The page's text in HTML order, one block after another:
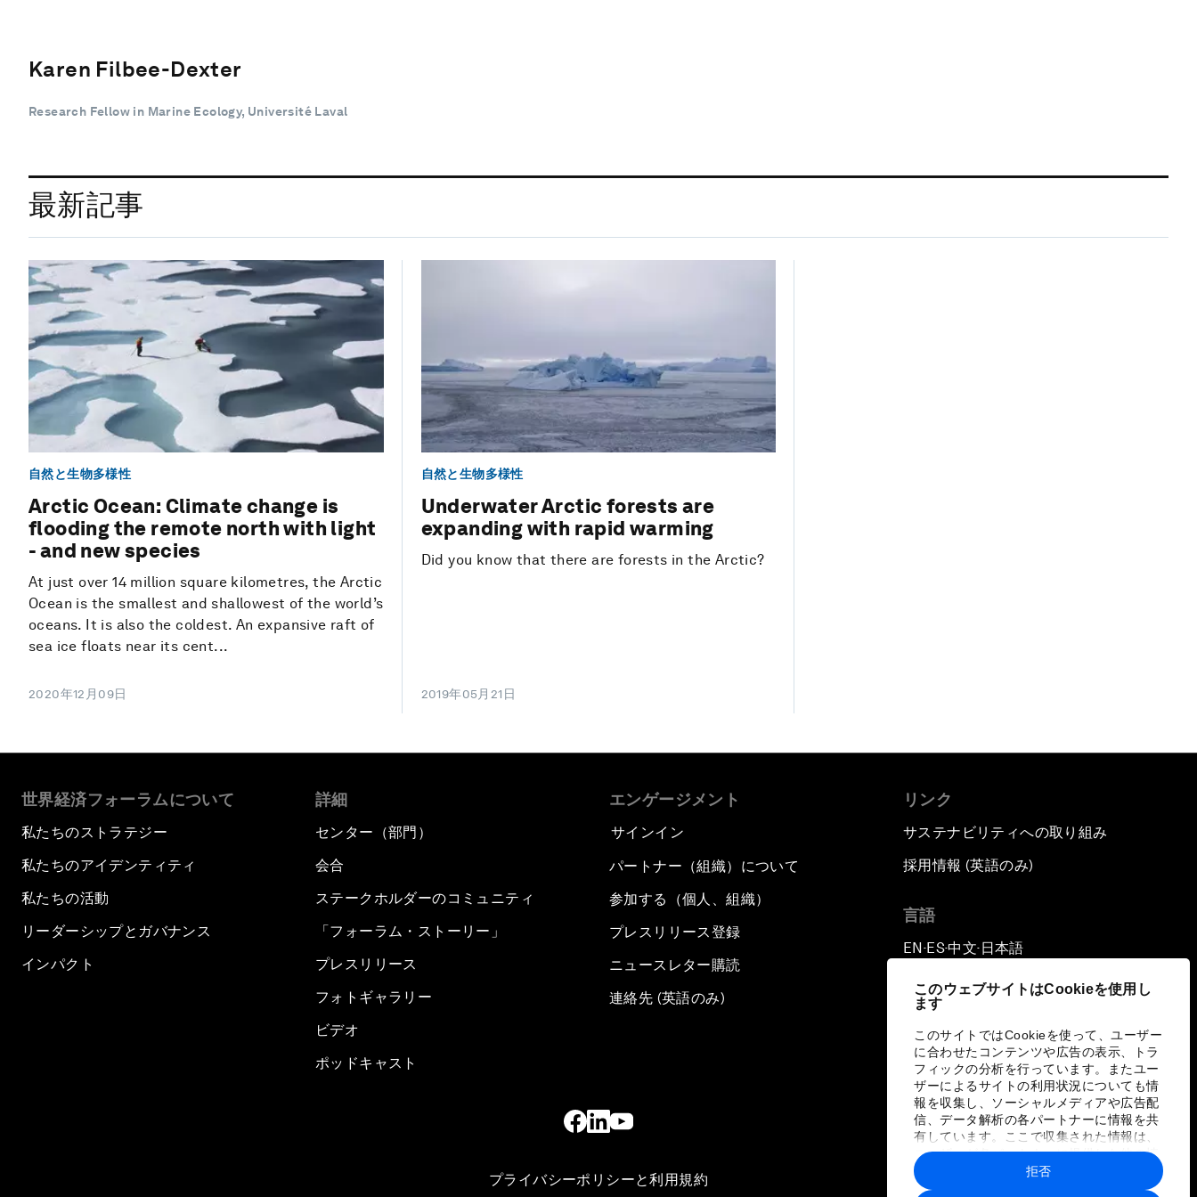
このウェブサイトはCookieを使用し
ます
このサイトではCookieを使って、ユーザー
に合わせたコンテンツや広告の表示、トラ
フィックの分析を行っています。またユー
ザーによるサイトの利用状況についても情
報を収集し、ソーシャルメディアや広告配
信、データ解析の各パートナーに情報を共
有しています。ここで収集された情報は、
ユーザーが各パートナーに提供した他の情
報や各パートナーのサービスを使用した際
に収集された情報と組み合わされ、各パー
拒否
Karen Filbee-Dexter
Research Fellow in Marine Ecology, Université Laval
最新記事
自然と生物多様性
Arctic Ocean: Climate change is
flooding the remote north with light
- and new species
At just over 14 million square kilometres, the Arctic
Ocean is the smallest and shallowest of the world’s
oceans. It is also the coldest. An expansive raft of
sea ice floats near its cent...
2020年12月09日
自然と生物多様性
Underwater Arctic forests are
expanding with rapid warming
Did you know that there are forests in the Arctic?
2019年05月21日
世界経済フォーラムについて
私たちのストラテジー
私たちのアイデンティティ
私たちの活動
リーダーシップとガバナンス
インパクト
詳細
センター（部門）
会合
ステークホルダーのコミュニティ
「フォーラム・ストーリー」
プレスリリース
フォトギャラリー
ビデオ
ポッドキャスト
エンゲージメント
サインイン
パートナー（組織）について
参加する（個人、組織）
プレスリリース登録
ニュースレター購読
連絡先 (英語のみ)
リンク
サステナビリティへの取り組み
採用情報 (英語のみ)
言語
EN ▪ ES▪中文▪ 日本語
プライバシーポリシーと利用規約